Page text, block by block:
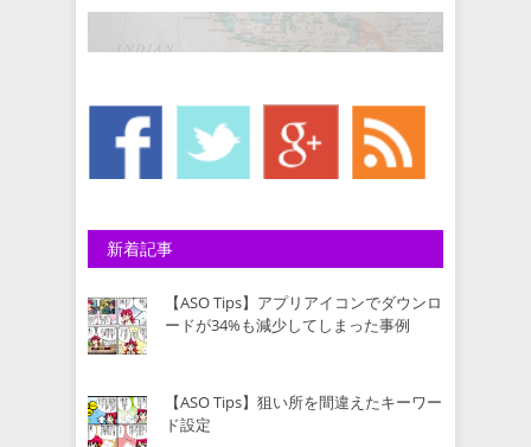
新着記事
【ASO Tips】アプリアイコンでダウンロ
ードが34%も減少してしまった事例
【ASO Tips】狙い所を間違えたキーワー
ド設定